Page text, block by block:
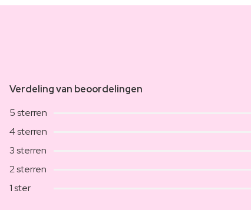
Verdeling van beoordelingen
5 sterren
4 sterren
3 sterren
2 sterren
1 ster